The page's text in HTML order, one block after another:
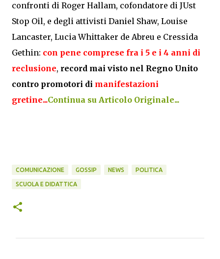
confronti di Roger Hallam, cofondatore di JUst
Stop Oil, e degli attivisti Daniel Shaw, Louise
Lancaster, Lucia Whittaker de Abreu e Cressida
Gethin: con pene comprese fra i 5 e i 4 anni di
reclusione, record mai visto nel Regno Unito
contro promotori di manifestazioni
gretine...Continua su Articolo Originale...
COMUNICAZIONE GOSSIP NEWS POLITICA
SCUOLA E DIDATTICA